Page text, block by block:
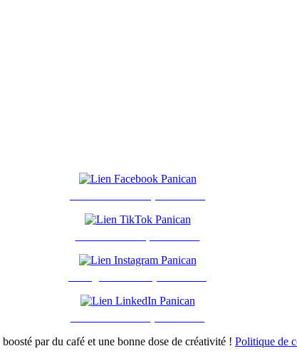
par du café et une bonne dose de créativité ! Politique de